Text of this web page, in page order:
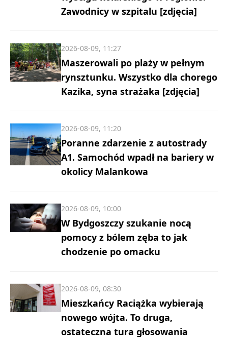
Zawodnicy w szpitalu [zdjęcia]
Maszerowali po plaży w pełnym
rynsztunku. Wszystko dla chorego
Kazika, syna strażaka [zdjęcia]
2026-08-09, 11:27
Poranne zdarzenie z autostrady
A1. Samochód wpadł na bariery w
okolicy Malankowa
2026-08-09, 11:20
W Bydgoszczy szukanie nocą
pomocy z bólem zęba to jak
chodzenie po omacku
2026-08-09, 10:00
Mieszkańcy Raciążka wybierają
nowego wójta. To druga,
ostateczna tura głosowania
2026-08-09, 08:30